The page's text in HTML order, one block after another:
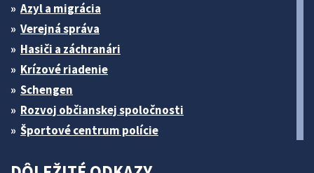
Azyl a migrácia
Verejná správa
Hasiči a záchranári
Krízové riadenie
Schengen
Rozvoj občianskej spoločnosti
Športové centrum polície